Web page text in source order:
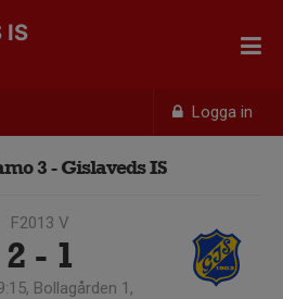
Logga in
IS
3 - Gislaveds IS
F2013 V
2 - 1
Bollagården 1,